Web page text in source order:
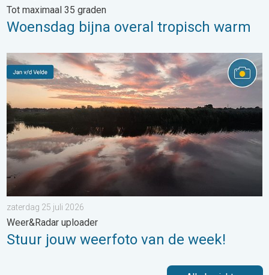
Tot maximaal 35 graden
Woensdag bijna overal tropisch warm
Stuur jouw weerfoto van de week!. Weer&Radar uploader. . .
zaterdag 25 juli 2026
Weer&Radar uploader
Stuur jouw weerfoto van de week!